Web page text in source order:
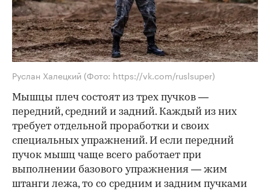
Руслан Халецкий (Фото: https://vk.com/ruslsuper)
Мышцы плеч состоят из трех пучков —
передний, средний и задний. Каждый из них
требует отдельной проработки и своих
специальных упражнений. И если передний
пучок мышц чаще всего работает при
выполнении базового упражнения — жим
штанги лежа, то со средним и задним пучками